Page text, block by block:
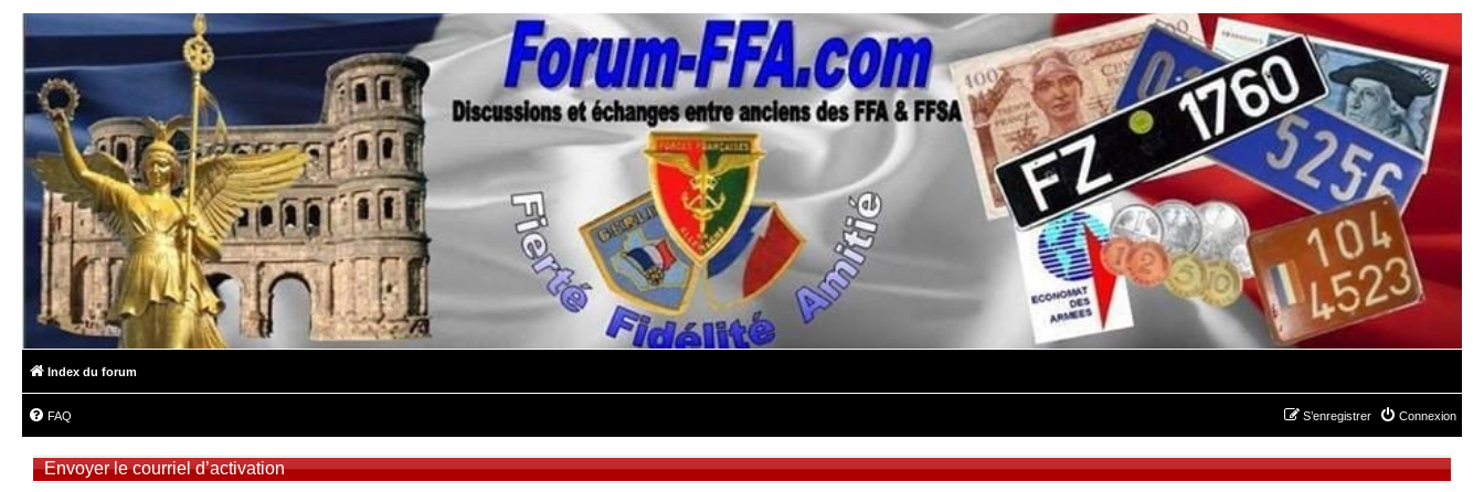
Index du forum
FAQ Connexion
S’enregistrer
Envoyer le courriel d’activation